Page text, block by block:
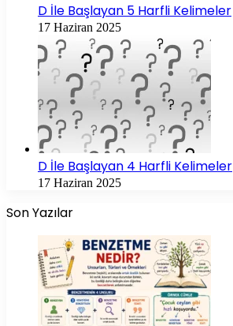
D İle Başlayan 5 Harfli Kelimeler
17 Haziran 2025
D İle Başlayan 4 Harfli Kelimeler
17 Haziran 2025
Son Yazılar